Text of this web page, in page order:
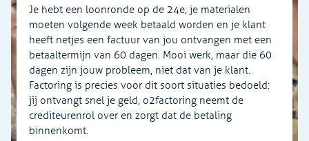
Je hebt een loonronde op de 24e, je materialen
moeten volgende week betaald worden en je klant
heeft netjes een factuur van jou ontvangen met een
betaaltermijn van 60 dagen. Mooi werk, maar die 60
dagen zijn jouw probleem, niet dat van je klant.
Factoring is precies voor dit soort situaties bedoeld:
jij ontvangt snel je geld, o2factoring neemt de
crediteurenrol over en zorgt dat de betaling
binnenkomt.